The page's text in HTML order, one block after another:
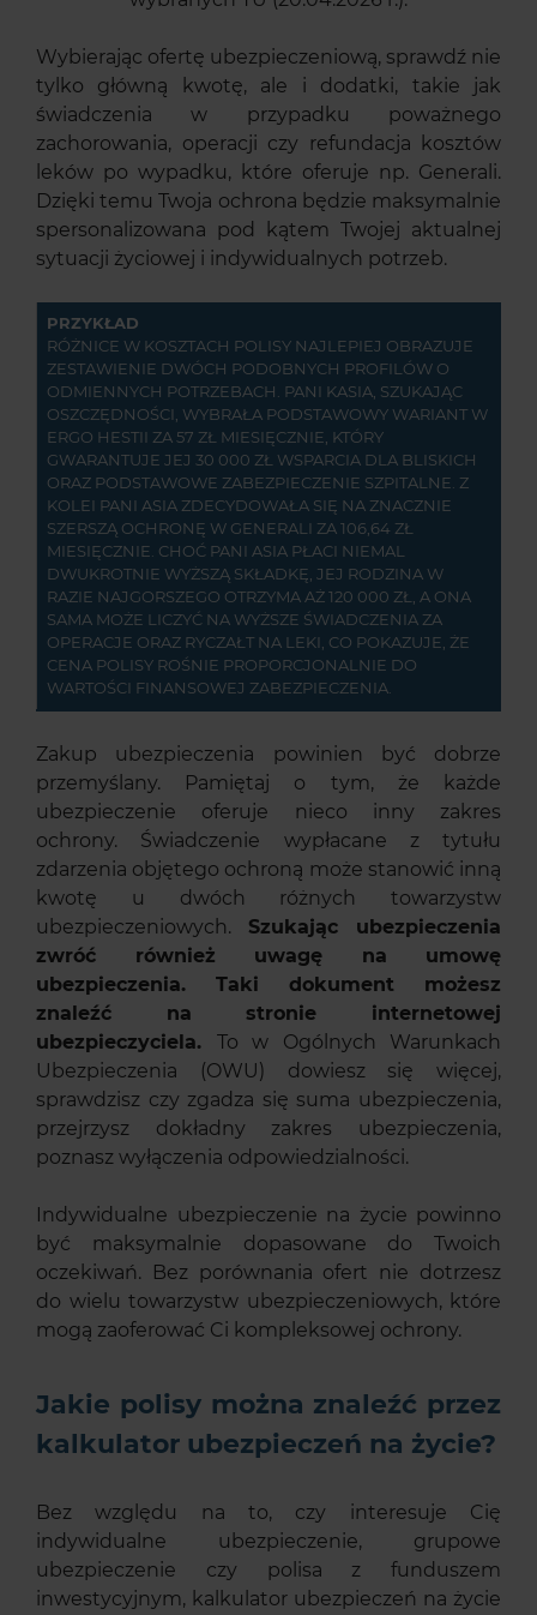
Wybierając ofertę ubezpieczeniową, sprawdź nie
tylko główną kwotę, ale i dodatki, takie jak
świadczenia w przypadku poważnego
zachorowania, operacji czy refundacja kosztów
leków po wypadku, które oferuje np. Generali.
Dzięki temu Twoja ochrona będzie maksymalnie
spersonalizowana pod kątem Twojej aktualnej
sytuacji życiowej i indywidualnych potrzeb.
PRZYKŁAD
RÓŻNICE W KOSZTACH POLISY NAJLEPIEJ OBRAZUJE
ZESTAWIENIE DWÓCH PODOBNYCH PROFILÓW O
ODMIENNYCH POTRZEBACH. PANI KASIA, SZUKAJĄC
OSZCZĘDNOŚCI, WYBRAŁA PODSTAWOWY WARIANT W
ERGO HESTII ZA 57 ZŁ MIESIĘCZNIE, KTÓRY
GWARANTUJE JEJ 30 000 ZŁ WSPARCIA DLA BLISKICH
ORAZ PODSTAWOWE ZABEZPIECZENIE SZPITALNE. Z
KOLEI PANI ASIA ZDECYDOWAŁA SIĘ NA ZNACZNIE
SZERSZĄ OCHRONĘ W GENERALI ZA 106,64 ZŁ
MIESIĘCZNIE. CHOĆ PANI ASIA PŁACI NIEMAL
DWUKROTNIE WYŻSZĄ SKŁADKĘ, JEJ RODZINA W
RAZIE NAJGORSZEGO OTRZYMA AŻ 120 000 ZŁ, A ONA
SAMA MOŻE LICZYĆ NA WYŻSZE ŚWIADCZENIA ZA
OPERACJE ORAZ RYCZAŁT NA LEKI, CO POKAZUJE, ŻE
CENA POLISY ROŚNIE PROPORCJONALNIE DO
WARTOŚCI FINANSOWEJ ZABEZPIECZENIA.
Zakup ubezpieczenia powinien być dobrze
przemyślany. Pamiętaj o tym, że każde
ubezpieczenie oferuje nieco inny zakres
ochrony. Świadczenie wypłacane z tytułu
zdarzenia objętego ochroną może stanowić inną
kwotę u dwóch różnych towarzystw
ubezpieczeniowych. Szukając ubezpieczenia
zwróć również uwagę na umowę
ubezpieczenia. Taki dokument możesz
znaleźć na stronie internetowej
ubezpieczyciela. To w Ogólnych Warunkach
Ubezpieczenia (OWU) dowiesz się więcej,
sprawdzisz czy zgadza się suma ubezpieczenia,
przejrzysz dokładny zakres ubezpieczenia,
poznasz wyłączenia odpowiedzialności.
Indywidualne ubezpieczenie na życie powinno
być maksymalnie dopasowane do Twoich
oczekiwań. Bez porównania ofert nie dotrzesz
do wielu towarzystw ubezpieczeniowych, które
mogą zaoferować Ci kompleksowej ochrony.
Jakie polisy można znaleźć przez
kalkulator ubezpieczeń na życie?
Bez względu na to, czy interesuje Cię
indywidualne ubezpieczenie, grupowe
ubezpieczenie czy polisa z funduszem
inwestycyjnym, kalkulator ubezpieczeń na życie